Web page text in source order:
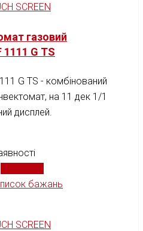
SCREEN
газовий
1111 G TS
G TS - комбінований
на 11 дек 1/1
дисплей.
бажань
SCREEN